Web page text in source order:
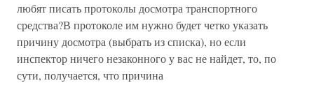
любят писать протоколы досмотра транспортного
средства?В протоколе им нужно будет четко указать
причину досмотра (выбрать из списка), но если
инспектор ничего незаконного у вас не найдет, то, по
сути, получается, что причина